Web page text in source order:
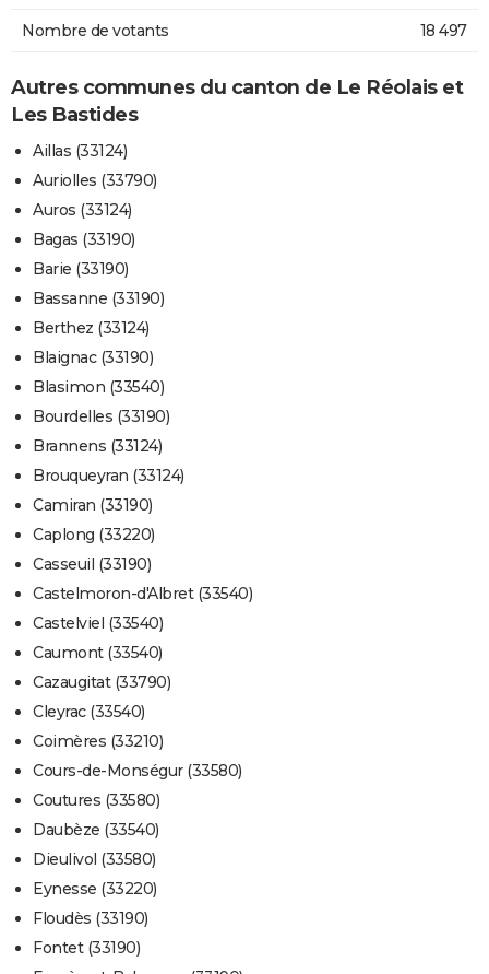
Nombre de votants 18 497
Autres communes du canton de Le Réolais et
Les Bastides
Aillas (33124)
Auriolles (33790)
Auros (33124)
Bagas (33190)
Barie (33190)
Bassanne (33190)
Berthez (33124)
Blaignac (33190)
Blasimon (33540)
Bourdelles (33190)
Brannens (33124)
Brouqueyran (33124)
Camiran (33190)
Caplong (33220)
Casseuil (33190)
Castelmoron-d'Albret (33540)
Castelviel (33540)
Caumont (33540)
Cazaugitat (33790)
Cleyrac (33540)
Coimères (33210)
Cours-de-Monségur (33580)
Coutures (33580)
Daubèze (33540)
Dieulivol (33580)
Eynesse (33220)
Floudès (33190)
Fontet (33190)